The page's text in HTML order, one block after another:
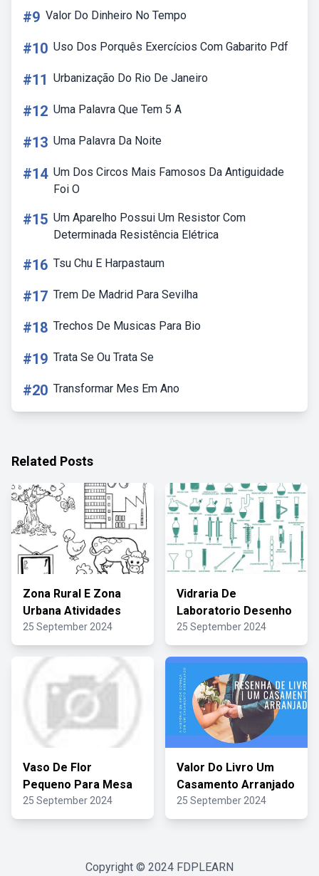
#9 Valor Do Dinheiro No Tempo
#10 Uso Dos Porquês Exercícios Com Gabarito Pdf
#11 Urbanização Do Rio De Janeiro
#12 Uma Palavra Que Tem 5 A
#13 Uma Palavra Da Noite
#14 Um Dos Circos Mais Famosos Da Antiguidade
Foi O
#15 Um Aparelho Possui Um Resistor Com
Determinada Resistência Elétrica
#16 Tsu Chu E Harpastaum
#17 Trem De Madrid Para Sevilha
#18 Trechos De Musicas Para Bio
#19 Trata Se Ou Trata Se
#20 Transformar Mes Em Ano
Related Posts
Zona Rural E Zona
Urbana Atividades
25 September 2024
Vidraria De
Laboratorio Desenho
25 September 2024
Vaso De Flor
Pequeno Para Mesa
25 September 2024
Valor Do Livro Um
Casamento Arranjado
25 September 2024
Copyright © 2024 FDPLEARN